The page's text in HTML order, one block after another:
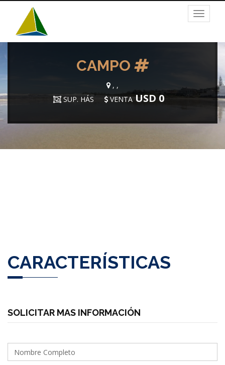
Toggle
CAMPO
, ,
SUP. HÁS
VENTAUSD 0
CARACTERÍSTICAS
SOLICITAR MAS INFORMACIÓN